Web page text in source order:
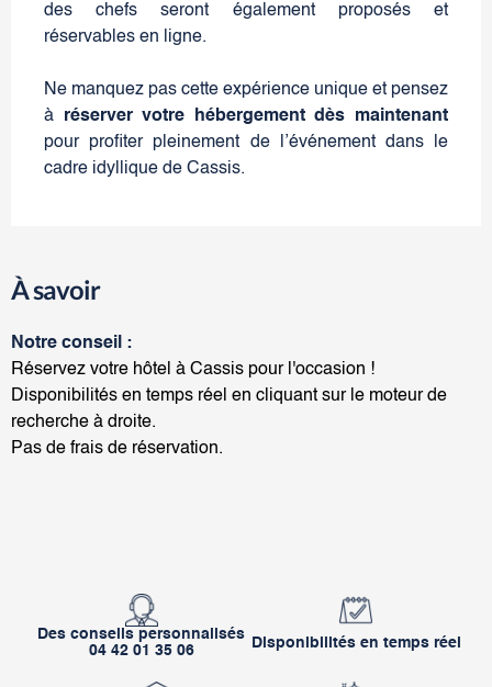
des chefs seront également proposés et
réservables en ligne.
Ne manquez pas cette expérience unique et pensez
à réserver votre hébergement dès maintenant
pour profiter pleinement de l’événement dans le
cadre idyllique de Cassis.
À savoir
Notre conseil :
Réservez votre hôtel à Cassis pour l'occasion !
Disponibilités en temps réel en cliquant sur le moteur de
recherche à droite.
Pas de frais de réservation.
Des conseils personnalisés
04 42 01 35 06
Disponibilités en temps réel